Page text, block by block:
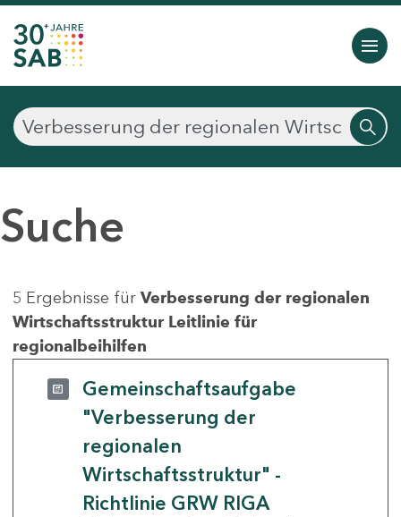
Suche
5 Ergebnisse für Verbesserung der regionalen
Wirtschaftsstruktur Leitlinie für
regionalbeihilfen
Gemeinschaftsaufgabe
"Verbesserung der
regionalen
Wirtschaftsstruktur" -
Richtlinie GRW RIGA